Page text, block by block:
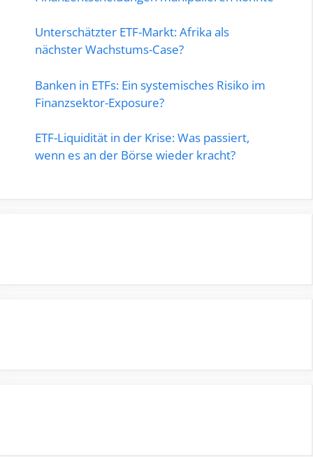
Unterschätzter ETF-Markt: Afrika als
nächster Wachstums-Case?
Banken in ETFs: Ein systemisches Risiko im
Finanzsektor-Exposure?
ETF-Liquidität in der Krise: Was passiert,
wenn es an der Börse wieder kracht?